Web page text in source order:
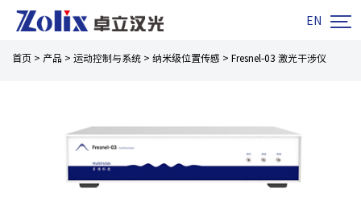
EN 
首页 > 产品 > 运动控制与系统 > 纳米级位置传感 > Fresnel-03 激光干涉仪